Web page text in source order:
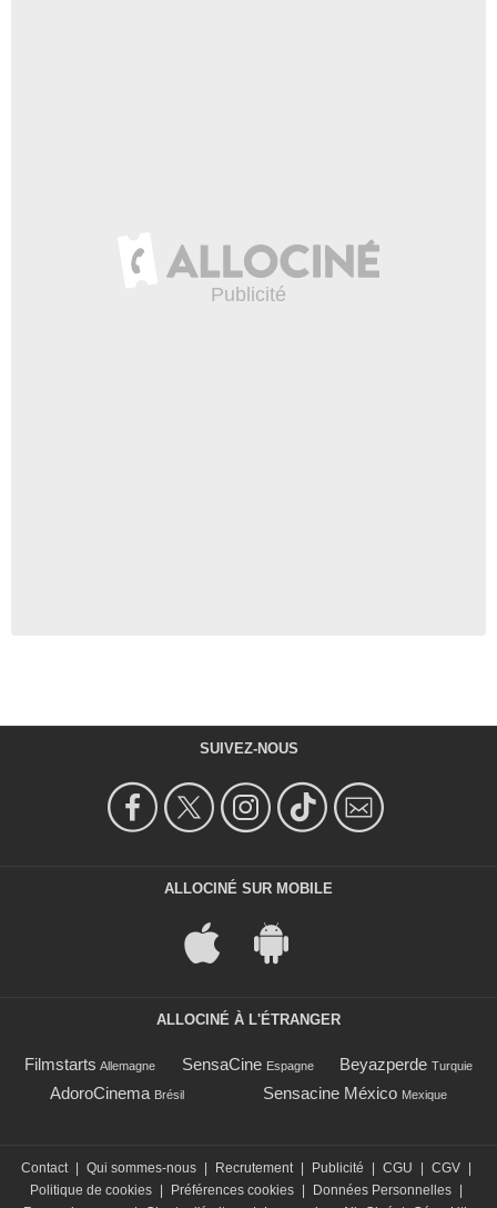
SUIVEZ-NOUS
ALLOCINÉ SUR MOBILE
ALLOCINÉ À L'ÉTRANGER
Filmstarts Allemagne SensaCine Espagne Beyazperde Turquie
AdoroCinema Brésil Sensacine México Mexique
Contact Qui sommes-nous Recrutement Publicité CGU CGV
Politique de cookies
Préférences cookies Données Personnelles